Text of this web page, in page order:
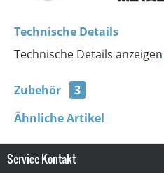
Technische Details
Technische Details anzeigen
Zubehör
3
Ähnliche Artikel
Service Kontakt